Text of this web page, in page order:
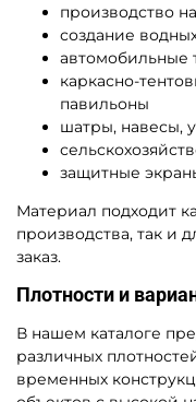
производство
создание
автомобильные
каркасно-
павильоны
шатры, навесы,
защитные
Материал подходит
производства, так и
заказ.
Плотности и
В нашем каталоге
различных
временных